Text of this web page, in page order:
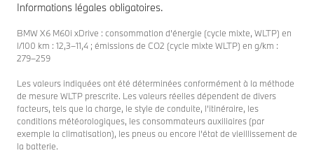
Informations légales obligatoires.
BMW X6 M60i xDrive : consommation d’énergie (cycle mixte, WLTP) en
l/100 km : 12,3–11,4 ; émissions de CO2 (cycle mixte WLTP) en g/km :
279–259
Les valeurs indiquées ont été déterminées conformément à la méthode
de mesure WLTP prescrite. Les valeurs réelles dépendent de divers
facteurs, tels que la charge, le style de conduite, l’itinéraire, les
conditions météorologiques, les consommateurs auxiliaires (par
exemple la climatisation), les pneus ou encore l’état de vieillissement de
la batterie.